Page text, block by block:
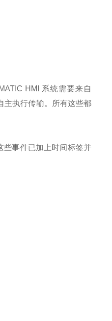
HMI 系统需要来自
主执行传输。所有这些都
些事件已加上时间标签并